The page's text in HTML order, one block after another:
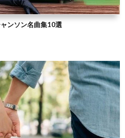
ンソン名曲集10選